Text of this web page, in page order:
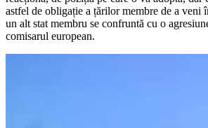
astfel de obligație a țărilor membre de a veni
un alt stat membru se confruntă cu o
comisarul european.